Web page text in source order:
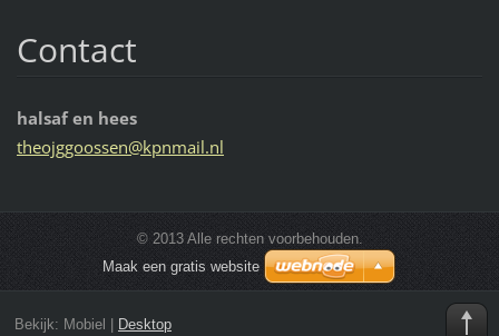
Contact
halsaf en hees
theojggoossen@kpnmail.nl
© 2013 Alle rechten voorbehouden.
Maak een gratis website
Bekijk: Mobiel Desktop